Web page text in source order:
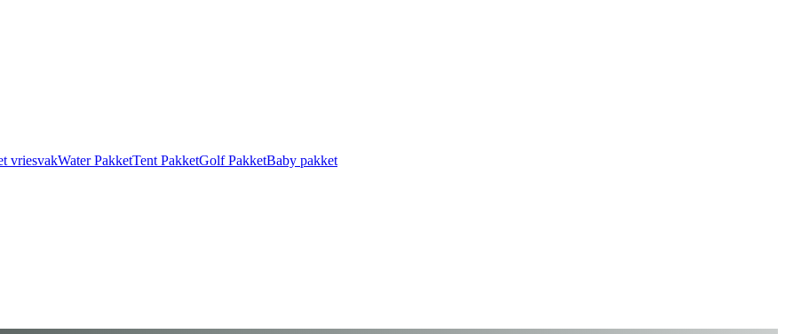
vriesvakWater PakketTent PakketGolf PakketBaby pakket